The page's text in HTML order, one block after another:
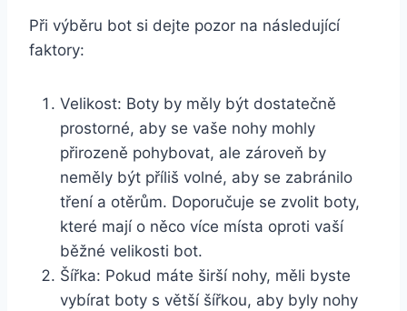
Při výběru bot si dejte pozor na ⁤následující
faktory:
Velikost: Boty by měly být⁢ dostatečně
prostorné, aby se vaše ‍nohy mohly
přirozeně pohybovat, ale zároveň by
neměly být příliš volné, aby se zabránilo
tření a ​otěrům. Doporučuje se zvolit boty,
které ‍mají​ o něco více místa oproti vaší
běžné ‌velikosti bot.
Šířka: Pokud máte ‍širší nohy, měli byste ​
vybírat boty s větší šířkou, aby byly nohy